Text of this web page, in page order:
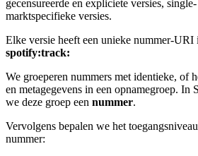
gecensureerde en expliciete versies,
marktspecifieke versies.
Elke versie heeft een unieke nummer-URI
spotify:track:
We groeperen nummers met identieke, of
en metagegevens in een opnamegroep. In
we deze groep een nummer.
Vervolgens bepalen we het
nummer: